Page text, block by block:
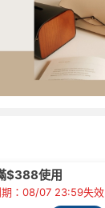
$388使用
期：08/07 23:59失效